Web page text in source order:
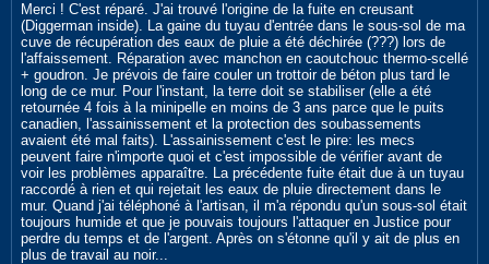
Merci ! C'est réparé. J'ai trouvé l'origine de la fuite en creusant
(Diggerman inside). La gaine du tuyau d'entrée dans le sous-sol de ma
cuve de récupération des eaux de pluie a été déchirée (???) lors de
l'affaissement. Réparation avec manchon en caoutchouc thermo-scellé
+ goudron. Je prévois de faire couler un trottoir de béton plus tard le
long de ce mur. Pour l'instant, la terre doit se stabiliser (elle a été
retournée 4 fois à la minipelle en moins de 3 ans parce que le puits
canadien, l'assainissement et la protection des soubassements
avaient été mal faits). L'assainissement c'est le pire: les mecs
peuvent faire n'importe quoi et c'est impossible de vérifier avant de
voir les problèmes apparaître. La précédente fuite était due à un tuyau
raccordé à rien et qui rejetait les eaux de pluie directement dans le
mur. Quand j'ai téléphoné à l'artisan, il m'a répondu qu'un sous-sol était
toujours humide et que je pouvais toujours l'attaquer en Justice pour
perdre du temps et de l'argent. Après on s'étonne qu'il y ait de plus en
plus de travail au noir...